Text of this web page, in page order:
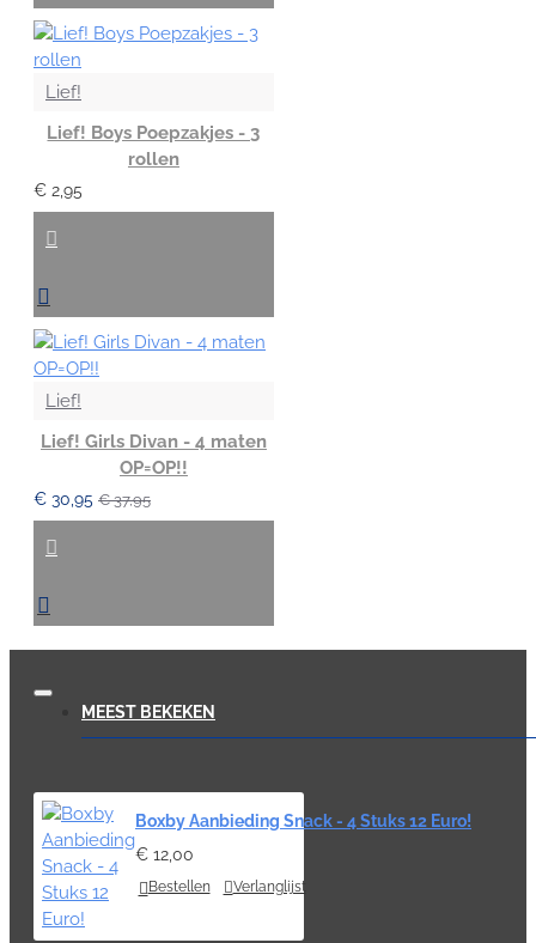
Lief!
Lief! Boys Poepzakjes - 3
rollen
€ 2,95
Lief!
Lief! Girls Divan - 4 maten
OP=OP!!
€ 30,95 € 37,95
MEEST BEKEKEN
Boxby Aanbieding Snack - 4 Stuks 12 Euro!
€ 12,00
Bestellen Verlanglijst